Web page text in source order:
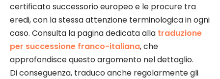
certificato successorio europeo e le procure tra
eredi, con la stessa attenzione terminologica in ogni
caso. Consulta la pagina dedicata alla traduzione
per successione franco-italiana, che
approfondisce questo argomento nel dettaglio.
Di conseguenza, traduco anche regolarmente gli